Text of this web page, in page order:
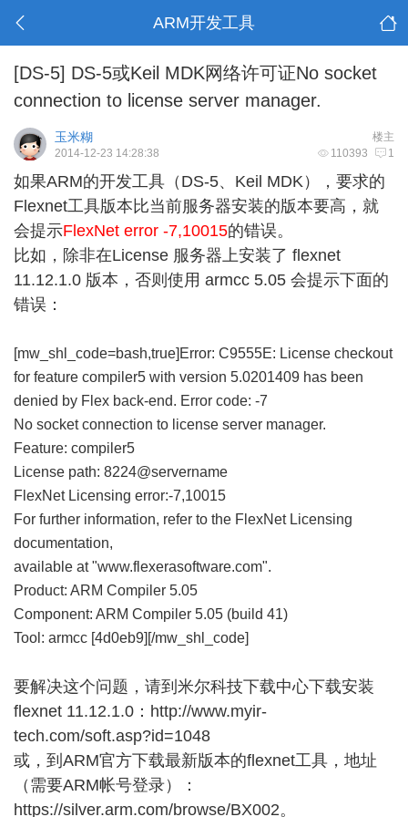
ARM开发工具
[DS-5] DS-5或Keil MDK网络许可证No socket
connection to license server manager.
楼主
玉米糊
110393 1
2014-12-23 14:28:38
如果ARM的开发工具（DS-5、Keil MDK），要求的
Flexnet工具版本比当前服务器安装的版本要高，就
会提示FlexNet error -7,10015的错误。
比如，除非在License 服务器上安装了 flexnet
11.12.1.0 版本，否则使用 armcc 5.05 会提示下面的
错误：
[mw_shl_code=bash,true]Error: C9555E: License checkout
for feature compiler5 with version 5.0201409 has been
denied by Flex back-end. Error code: -7
No socket connection to license server manager.
Feature: compiler5
License path: 8224@servername
FlexNet Licensing error:-7,10015
For further information, refer to the FlexNet Licensing
documentation,
available at "www.flexerasoftware.com".
Product: ARM Compiler 5.05
Component: ARM Compiler 5.05 (build 41)
Tool: armcc [4d0eb9][/mw_shl_code]
要解决这个问题，请到米尔科技下载中心下载安装
flexnet 11.12.1.0： http://www.myir-
tech.com/soft.asp?id=1048
或，到ARM官方下载最新版本的flexnet工具，地址
（需要ARM帐号登录）
：
https://silver.arm.com/browse/BX002。